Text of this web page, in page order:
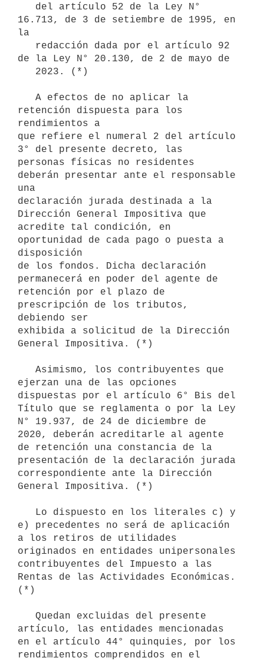
16.713, de 3 de setiembre de 1995, en
la
de la Ley N° 20.130, de 2 de mayo de
retención dispuesta para los
rendimientos a
que refiere el numeral 2 del artículo
3° del presente decreto, las
personas físicas no residentes
deberán presentar ante el responsable
una
declaración jurada destinada a la
Dirección General Impositiva que
acredite tal condición, en
oportunidad de cada pago o puesta a
disposición
de los fondos. Dicha declaración
permanecerá en poder del agente de
retención por el plazo de
prescripción de los tributos,
debiendo ser
exhibida a solicitud de la Dirección
General Impositiva. (*)
ejerzan una de las opciones
dispuestas por el artículo 6° Bis del
Título que se reglamenta o por la Ley
N° 19.937, de 24 de diciembre de
2020, deberán acreditarle al agente
de retención una constancia de la
presentación de la declaración jurada
correspondiente ante la Dirección
General Impositiva. (*)
e) precedentes no será de aplicación
a los retiros de utilidades
originados en entidades unipersonales
contribuyentes del Impuesto a las
Rentas de las Actividades Económicas.
(*)
artículo, las entidades mencionadas
en el artículo 44° quinquies, por los
rendimientos comprendidos en el